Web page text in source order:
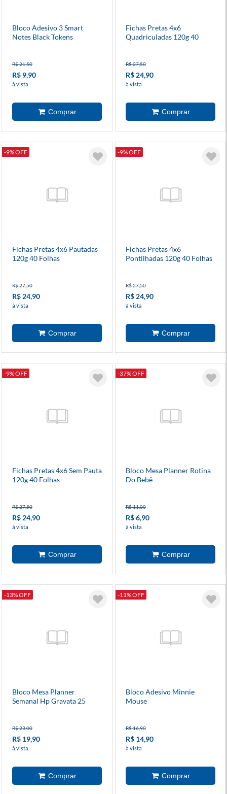
Bloco Adesivo 3 Smart
Notes Black Tokens
R$ 21,50
R$ 9,90
à vista
Fichas Pretas 4x6
Quadriculadas 120g 40
R$ 27,50
R$ 24,90
à vista
-9% OFF
Fichas Pretas 4x6 Pautadas
120g 40 Folhas
R$ 27,50
R$ 24,90
à vista
-9% OFF
Fichas Pretas 4x6
Pontilhadas 120g 40 Folhas
R$ 27,50
R$ 24,90
à vista
-9% OFF
Fichas Pretas 4x6 Sem Pauta
120g 40 Folhas
R$ 27,50
R$ 24,90
à vista
-37% OFF
Bloco Mesa Planner Rotina
Do Bebê
R$ 11,00
R$ 6,90
à vista
-13% OFF
Bloco Mesa Planner
Semanal Hp Gravata 25
R$ 23,00
R$ 19,90
à vista
-11% OFF
Bloco Adesivo Minnie
Mouse
R$ 16,90
R$ 14,90
à vista